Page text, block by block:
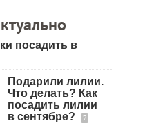
посадить в
Подарили лилии.
Что делать? Как
посадить лилии
в сентябре?
7